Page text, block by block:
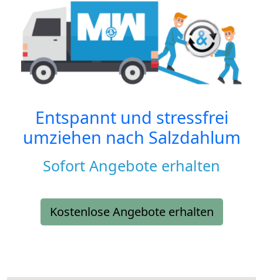
Entspannt und stressfrei
umziehen nach Salzdahlum
Sofort Angebote erhalten
Kostenlose Angebote erhalten